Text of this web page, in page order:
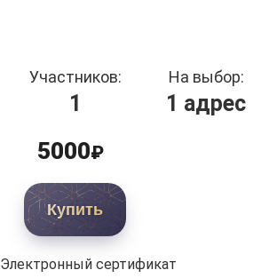
Участников:
1
На выбор:
1 адрес
5000₽
Купить
Электронный сертификат